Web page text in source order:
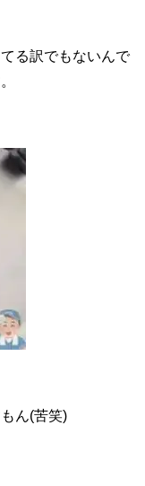
る訳でもないんで
ん(苦笑)